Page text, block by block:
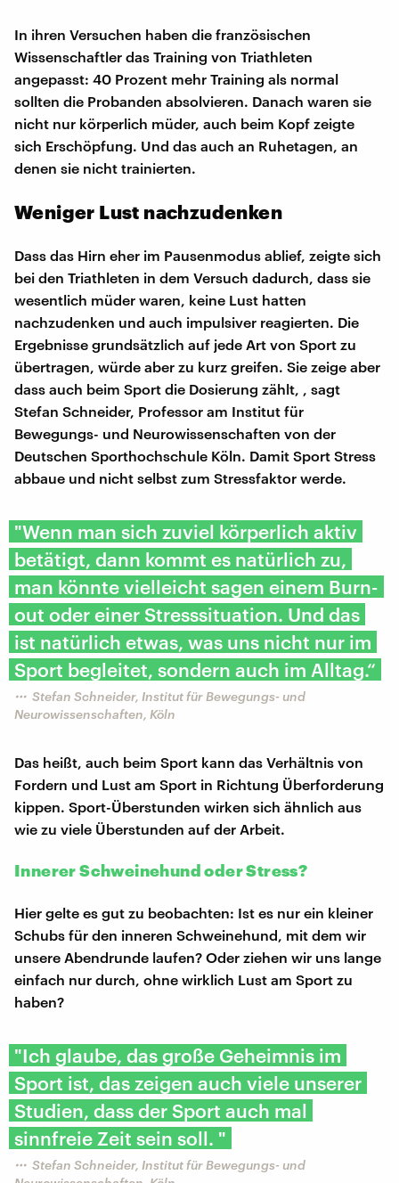
In ihren Versuchen haben die französischen
Wissenschaftler das Training von Triathleten
angepasst: 40 Prozent mehr Training als normal
sollten die Probanden absolvieren. Danach waren sie
nicht nur körperlich müder, auch beim Kopf zeigte
sich Erschöpfung. Und das auch an Ruhetagen, an
denen sie nicht trainierten.
Weniger Lust nachzudenken
Dass das Hirn eher im Pausenmodus ablief, zeigte sich
bei den Triathleten in dem Versuch dadurch, dass sie
wesentlich müder waren, keine Lust hatten
nachzudenken und auch impulsiver reagierten. Die
Ergebnisse grundsätzlich auf jede Art von Sport zu
übertragen, würde aber zu kurz greifen. Sie zeige aber
dass auch beim Sport die Dosierung zählt, , sagt
Stefan Schneider, Professor am Institut für
Bewegungs- und Neurowissenschaften von der
Deutschen Sporthochschule Köln. Damit Sport Stress
abbaue und nicht selbst zum Stressfaktor werde.
"Wenn man sich zuviel körperlich aktiv
betätigt, dann kommt es natürlich zu,
man könnte vielleicht sagen einem Burn-
out oder einer Stresssituation. Und das
ist natürlich etwas, was uns nicht nur im
Sport begleitet, sondern auch im Alltag.“
Stefan Schneider, Institut für Bewegungs- und
Neurowissenschaften, Köln
Das heißt, auch beim Sport kann das Verhältnis von
Fordern und Lust am Sport in Richtung Überforderung
kippen. Sport-Überstunden wirken sich ähnlich aus
wie zu viele Überstunden auf der Arbeit.
Innerer Schweinehund oder Stress?
Hier gelte es gut zu beobachten: Ist es nur ein kleiner
Schubs für den inneren Schweinehund, mit dem wir
unsere Abendrunde laufen? Oder ziehen wir uns lange
einfach nur durch, ohne wirklich Lust am Sport zu
haben?
"Ich glaube, das große Geheimnis im
Sport ist, das zeigen auch viele unserer
Studien, dass der Sport auch mal
sinnfreie Zeit sein soll. "
Stefan Schneider, Institut für Bewegungs- und